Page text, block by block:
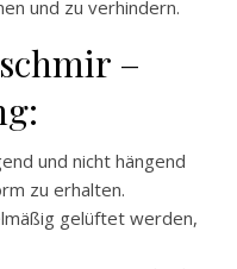
und zu verhindern.
–
und nicht hängend
zu erhalten.
gelüftet werden,